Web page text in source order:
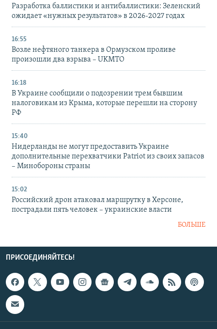
Разработка баллистики и антибаллистики: Зеленский
ожидает «нужных результатов» в 2026-2027 годах
16:55
Возле нефтяного танкера в Ормузском проливе
произошли два взрыва – UKMTO
16:18
В Украине сообщили о подозрении трем бывшим
налоговикам из Крыма, которые перешли на сторону
РФ
15:40
Нидерланды не могут предоставить Украине
дополнительные перехватчики Patriot из своих запасов
– Минобороны страны
15:02
Российский дрон атаковал маршрутку в Херсоне,
пострадали пять человек – украинские власти
БОЛЬШЕ
ПРИСОЕДИНЯЙТЕСЬ!